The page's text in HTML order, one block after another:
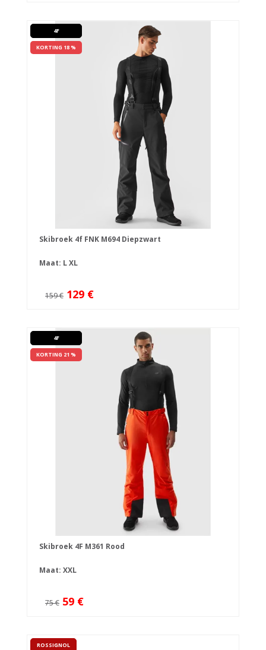
4F
KORTING 18 %
Skibroek 4f FNK M694 Diepzwart
Maat: LXL
159 € 129 €
4F
KORTING 21 %
Skibroek 4F M361 Rood
Maat: XXL
75 € 59 €
ROSSIGNOL